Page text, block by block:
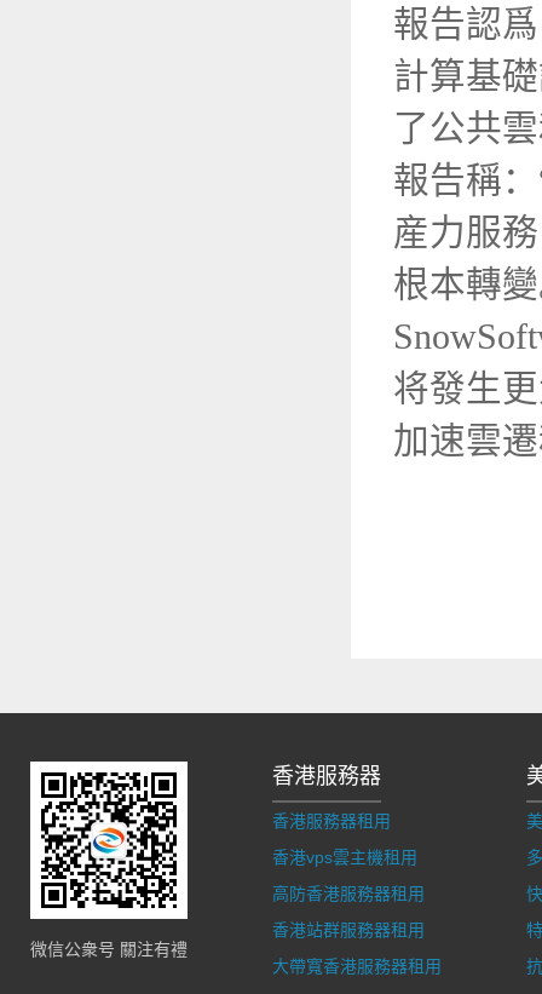
報告認
計算基
了公共
報告稱
産力服
根本轉
将發生
加速雲
微信公衆号 關注有禮
香港服務器
香港服務器租用
香港vps雲主機租用
高防香港服務器租用
香港站群服務器租用
大帶寬香港服務器租用